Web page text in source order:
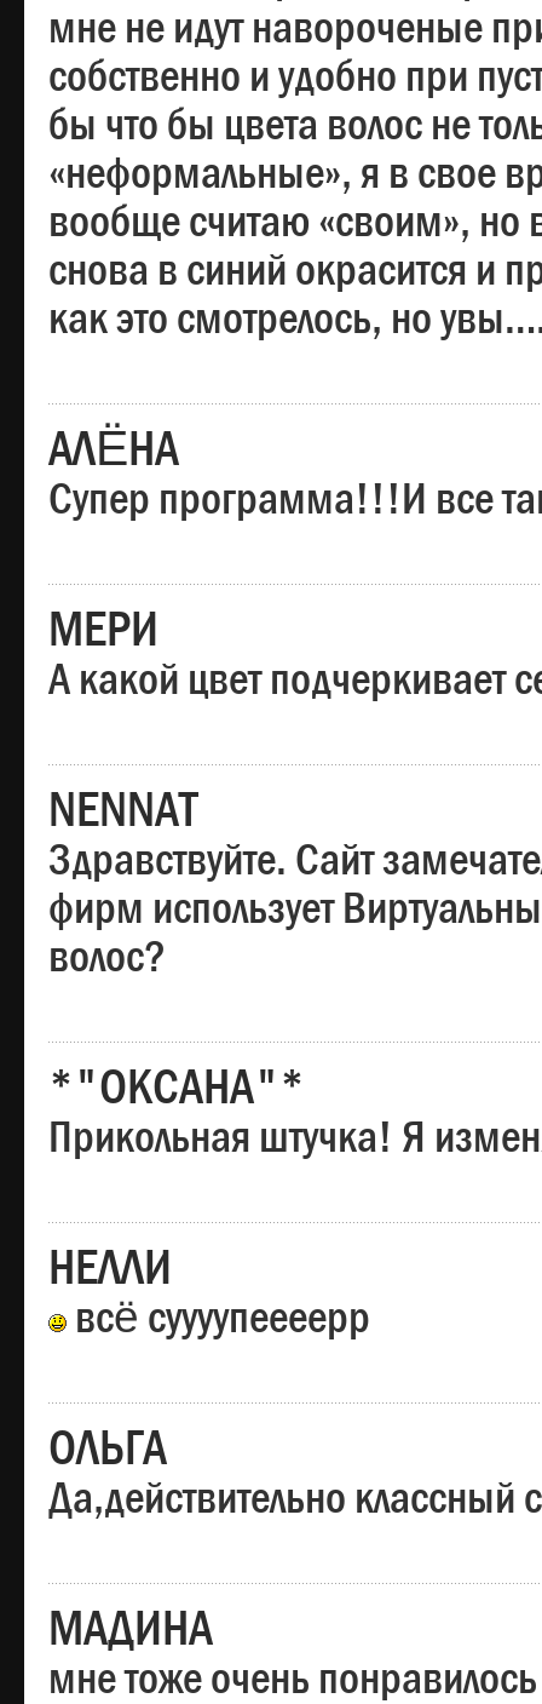
мне не идут навороченые
собственно и удобно при
бы что бы цвета волос не
«неформальные», я в свое
вообще считаю «своим», но
снова в синий окрасится и
как это смотрелось, но
АЛЁНА
Супер программа!!!И все
МЕРИ
А какой цвет подчеркивает
NENNAT
Здравствуйте. Сайт
фирм использует
волос?
*"ОКСАНА"*
Прикольная штучка! Я
НЕЛЛИ
всё суууупеееерр
ОЛЬГА
Да,действительно классный
МАДИНА
мне тоже очень